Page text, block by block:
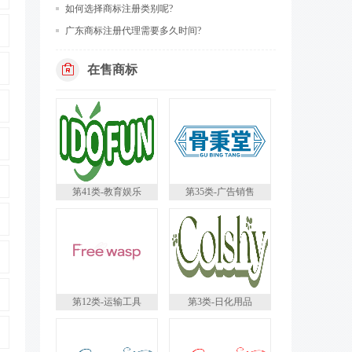
如何选择商标注册类别呢?
广东商标注册代理需要多久时间?
在售商标
第41类-教育娱乐 第35类-广告销售
第12类-运输工具 第3类-日化用品